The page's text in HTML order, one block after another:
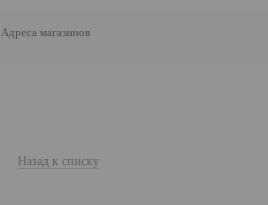
Адреса магазинов
Назад к списку